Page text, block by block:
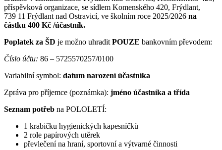
příspěvková organizace, se sídlem Komenského 420, Frýdlant,
739 11 Frýdlant nad Ostravicí, ve školním roce 2025/2026 na
částku 400 Kč /účastník.
Poplatek za ŠD je možno uhradit POUZE bankovním převodem:
Číslo účtu: 86 – 5725570257/0100
Variabilní symbol: datum narození účastníka
Zpráva pro příjemce (poznámka): jméno účastníka a třída
Seznam potřeb na POLOLETÍ:
1 krabičku hygienických kapesníčků
2 role papírových utěrek
převlečení na hraní, sportovní a výtvarné činnosti